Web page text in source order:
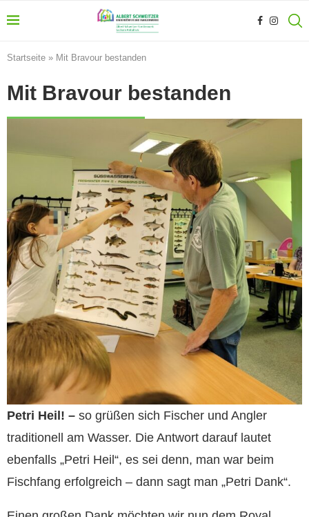
Startseite » Mit Bravour bestanden
Mit Bravour bestanden
Petri Heil! – so grüßen sich Fischer und Angler
traditionell am Wasser. Die Antwort darauf lautet
ebenfalls „Petri Heil“, es sei denn, man war beim
Fischfang erfolgreich – dann sagt man „Petri Dank“.